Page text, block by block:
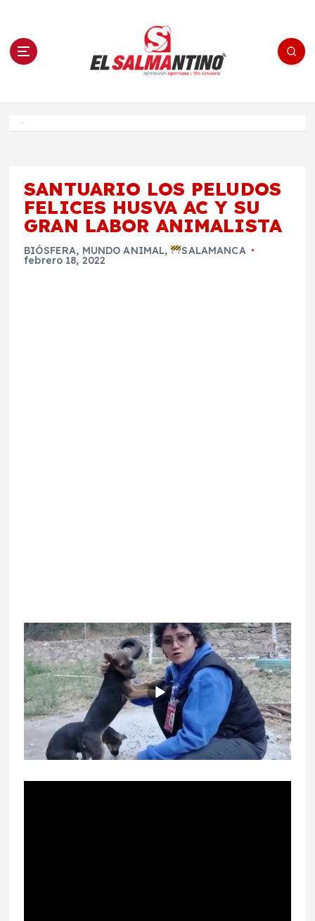
n El Salmantino - medios/noticias/editorial
SANTUARIO LOS PELUDOS
FELICES HUSVA AC Y SU
GRAN LABOR ANIMALISTA
BIÓSFERA, MUNDO ANIMAL, SALAMANCA
febrero 18, 2022